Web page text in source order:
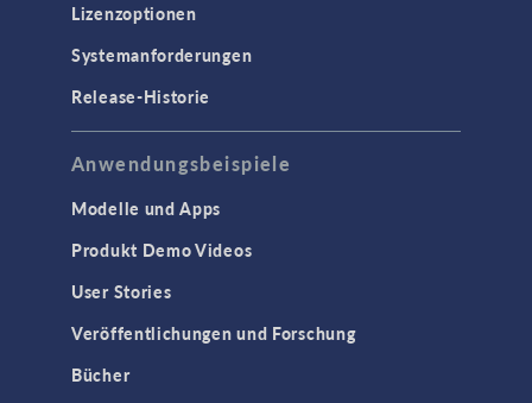
Lizenzoptionen
Systemanforderungen
Release-Historie
Anwendungsbeispiele
Modelle und Apps
Produkt Demo Videos
User Stories
Veröffentlichungen und Forschung
Bücher